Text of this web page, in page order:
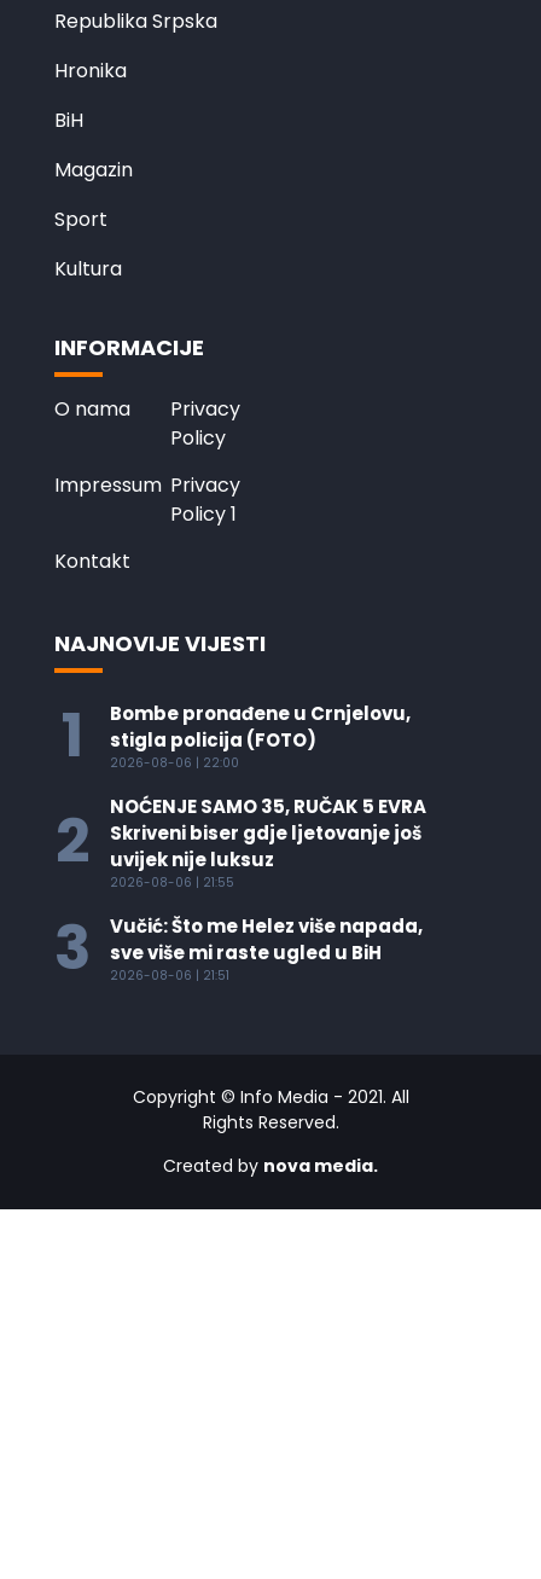
Republika Srpska
Hronika
BiH
Magazin
Sport
Kultura
INFORMACIJE
O nama
Privacy
Policy
Impressum Privacy
Policy 1
Kontakt
NAJNOVIJE VIJESTI
1
Bombe pronađene u Crnjelovu,
stigla policija (FOTO)
2026-08-06 | 22:00
2
NOĆENJE SAMO 35, RUČAK 5 EVRA
Skriveni biser gdje ljetovanje još
uvijek nije luksuz
2026-08-06 | 21:55
3
Vučić: Što me Helez više napada,
sve više mi raste ugled u BiH
2026-08-06 | 21:51
Copyright © Info Media - 2021. All
Rights Reserved.
Created by nova media.